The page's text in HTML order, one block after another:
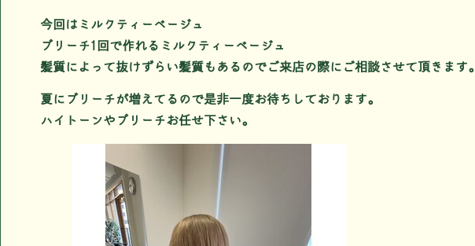
今回はミルクティーベージュ
ブリーチ1回で作れるミルクティーベージュ
髪質によって抜けずらい髪質もあるのでご来店の際にご相談させて頂きます。
夏にブリーチが増えてるので是非一度お待ちしております。
ハイトーンやブリーチお任せ下さい。